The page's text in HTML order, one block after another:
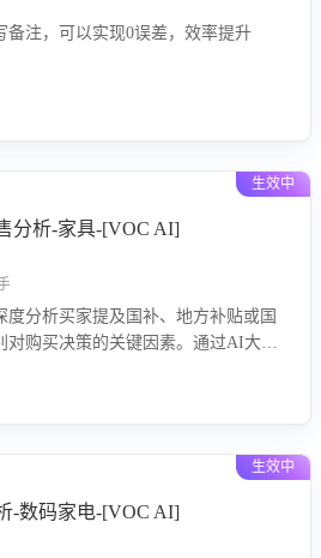
备注，可以实现0误差，效率提升
生效中
分析-家具-[VOC AI]
分析买家提及国补、地方补贴或国
对购买决策的关键因素。通过AI大模
提升GMV。
生效中
-数码家电-[VOC AI]